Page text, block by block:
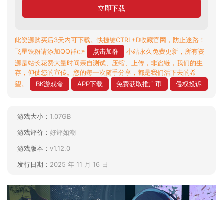
立即下载
此资源购买后3天内可下载。快捷键CTRL+D收藏官网，防止迷路！
飞星铁粉请添加QQ群👉
点击加群
小站永久免费更新，所有资
源是站长花费大量时间亲自测试、压缩、上传，非盗链，我们的生
存，仰仗您的宣传。您的每一次随手分享，都是我们活下去的希
望。
BK游戏盒 APP下载 免费获取推广币 侵权投诉
游戏大小： 1.07GB
游戏评价： 好评如潮
游戏版本： v1.12.0
发行日期： 2025 年 11 月 16 日